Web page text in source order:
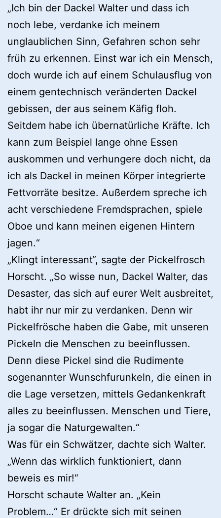
„Ich bin der Dackel Walter und dass ich
noch lebe, verdanke ich meinem
unglaublichen Sinn, Gefahren schon sehr
früh zu erkennen. Einst war ich ein Mensch,
doch wurde ich auf einem Schulausflug von
einem gentechnisch veränderten Dackel
gebissen, der aus seinem Käfig floh.
Seitdem habe ich übernatürliche Kräfte. Ich
kann zum Beispiel lange ohne Essen
auskommen und verhungere doch nicht, da
ich als Dackel in meinen Körper integrierte
Fettvorräte besitze. Außerdem spreche ich
acht verschiedene Fremdsprachen, spiele
Oboe und kann meinen eigenen Hintern
jagen.“
„Klingt interessant“, sagte der Pickelfrosch
Horscht. „So wisse nun, Dackel Walter, das
Desaster, das sich auf eurer Welt ausbreitet,
habt ihr nur mir zu verdanken. Denn wir
Pickelfrösche haben die Gabe, mit unseren
Pickeln die Menschen zu beeinflussen.
Denn diese Pickel sind die Rudimente
sogenannter Wunschfurunkeln, die einen in
die Lage versetzen, mittels Gedankenkraft
alles zu beeinflussen. Menschen und Tiere,
ja sogar die Naturgewalten.“
Was für ein Schwätzer, dachte sich Walter.
„Wenn das wirklich funktioniert, dann
beweis es mir!“
Horscht schaute Walter an. „Kein
Problem…“ Er drückte sich mit seinen